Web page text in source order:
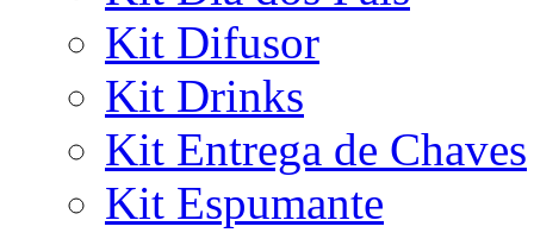
Kit Difusor
Kit Drinks
Kit Entrega de Chaves
Kit Espumante